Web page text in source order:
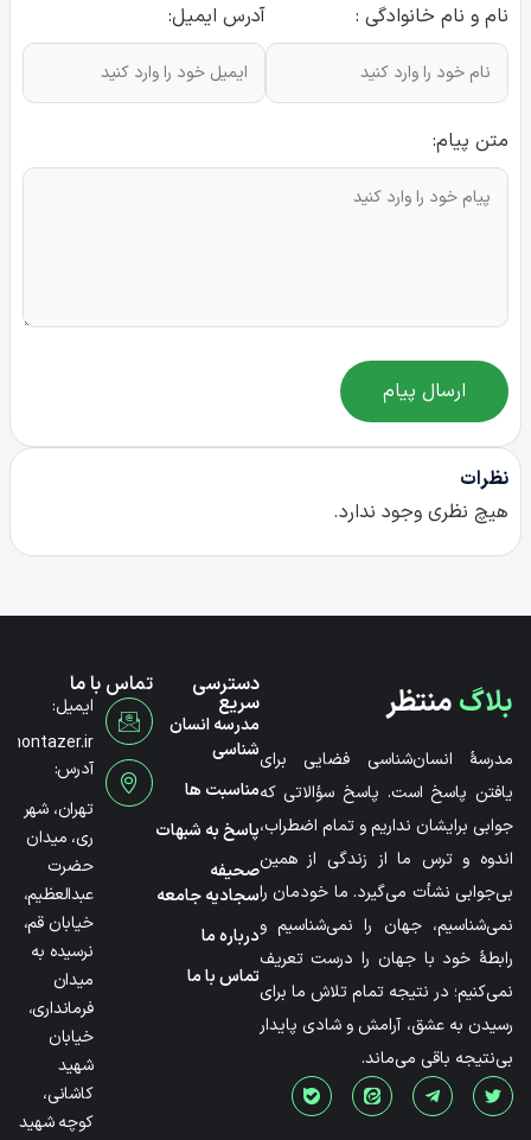
نام و نام خانوادگی :
آدرس ایمیل:
متن پیام:
ارسال پیام
نظرات
هیچ نظری وجود ندارد.
بلاگمنتظر
مدرسۀ انسان‌شناسی فضایی برای
یافتن پاسخ است. پاسخ سؤالاتی که
جوابی برایشان نداریم و تمام اضطراب،
اندوه و ترس ما از زندگی از همین
بی‌جوابی نشأت می‌گیرد. ما خودمان را
نمی‌شناسیم، جهان را نمی‌شناسیم و
رابطۀ خود با جهان را درست تعریف
نمی‌کنیم؛ در نتیجه تمام تلاش ما برای
رسیدن به عشق، آرامش و شادی پایدار
بی‌نتیجه باقی می‌ماند.
دسترسی
سریع
مدرسه انسان
شناسی
مناسبت ها
پاسخ به شبهات
صحیفه
سجادیه جامعه
درباره ما
تماس با ما
تماس با ما
ایمیل:
آدرس:
تهران، شهر
ری، میدان
حضرت
عبدالعظیم،
خیابان قم،
نرسیده به
میدان
فرمانداری،
خیابان
شهید
کاشانی،
کوچه شهید